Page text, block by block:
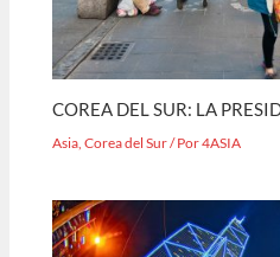
COREA DEL SUR: LA
Asia ,Corea del Sur/ Por4ASIA